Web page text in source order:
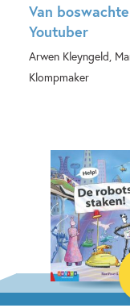
Van
Youtuber
Arwen Kleyngeld,
Klompmaker